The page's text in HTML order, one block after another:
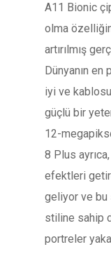
A11 Bionic
olma
artırılmış
Dünyanın en
iyi ve
güçlü bir
12-
8 Plus
efektleri
geliyor ve bu
stiline sahip
portreler